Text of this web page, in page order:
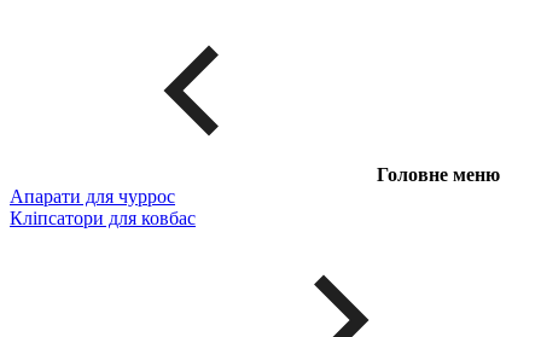
Головне меню
Апарати для чуррос
Кліпсатори для ковбас